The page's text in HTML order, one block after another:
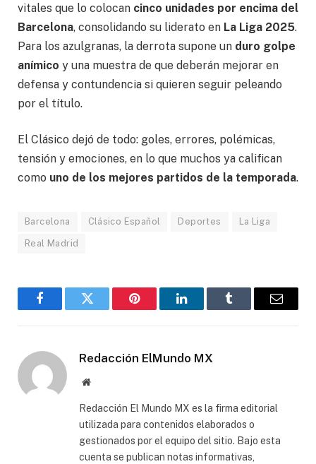
vitales que lo colocan cinco unidades por encima del
Barcelona, consolidando su liderato en La Liga 2025.
Para los azulgranas, la derrota supone un duro golpe
anímico y una muestra de que deberán mejorar en
defensa y contundencia si quieren seguir peleando
por el título.
El Clásico dejó de todo: goles, errores, polémicas,
tensión y emociones, en lo que muchos ya califican
como uno de los mejores partidos de la temporada.
Barcelona Clásico Español Deportes La Liga
Real Madrid
FacebookGorjeo Pinterest LinkedInTumblr
Correo
Redacción ElMundo MX
Sitio
Redacción El Mundo MX es la firma editorial
utilizada para contenidos elaborados o
gestionados por el equipo del sitio. Bajo esta
cuenta se publican notas informativas,